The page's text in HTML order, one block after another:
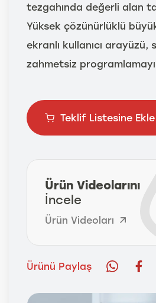
tezgahında değerli alan
Yüksek çözünürlüklü
ekranlı kullanıcı arayüzü,
zahmetsiz
Teklif Listesine Ekle
Ürün Videolarını
İncele
Ürün Videoları
Ürünü Paylaş